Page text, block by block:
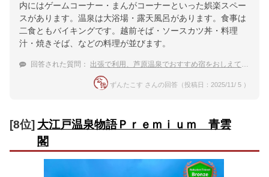
内にはゲームコーナー・まんがコーナーといった娯楽スペー
スがあります。温泉は大浴場・露天風呂があります。食事は
二食ともバイキングです。越前そば・ソースカツ丼・料理
汁・焼きそば、などの料理が並びます。
回答された質問： 出張で利用、芦原温泉でおすすめ宿をおしえてください
ずんたこす さんの回答（投稿日：2025/11/ 5 ）
[8位] 大江戸温泉物語Ｐｒｅｍｉｕｍ 青雲
閣